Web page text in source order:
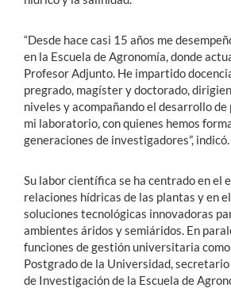
“Desde hace casi 15 años me
en la Escuela de Agronomía, donde
Profesor Adjunto. He impartido
pregrado, magíster y doctorado,
niveles y acompañando el desarrollo
mi laboratorio, con quienes hemos
generaciones de investigadores”, indicó.
Su labor científica se ha centrado en el
relaciones hídricas de las plantas y en
soluciones tecnológicas innovadoras
ambientes áridos y semiáridos. En
funciones de gestión universitaria
Postgrado de la Universidad,
de Investigación de la Escuela de